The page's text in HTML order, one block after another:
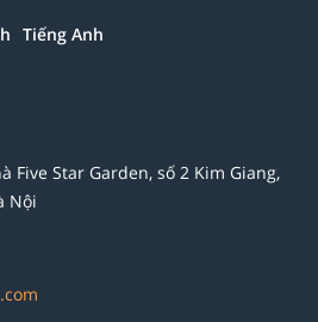
Tiếng Anh
Five Star Garden, số 2 Kim Giang,
Nội